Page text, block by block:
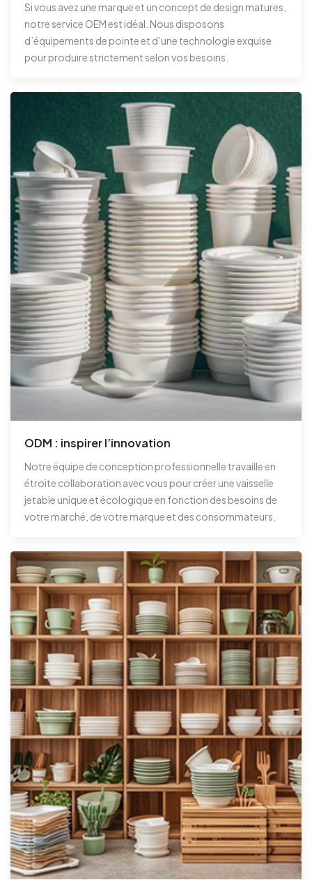
Si vous avez une marque et un concept de design matures,
notre service OEM est idéal. Nous disposons
d’équipements de pointe et d’une technologie exquise
pour produire strictement selon vos besoins.
ODM : inspirer l’innovation
Notre équipe de conception professionnelle travaille en
étroite collaboration avec vous pour créer une vaisselle
jetable unique et écologique en fonction des besoins de
votre marché, de votre marque et des consommateurs.